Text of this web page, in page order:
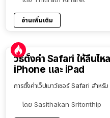
อ่านเพิ่มเติม
วิธีตั้งค่า Safari ให้ลื่นไห
iPhone และ iPad
การตั้งค่าเว็ปเบาว์เซอร์ Safari สำห
โดย Sasithakan Sritonthip